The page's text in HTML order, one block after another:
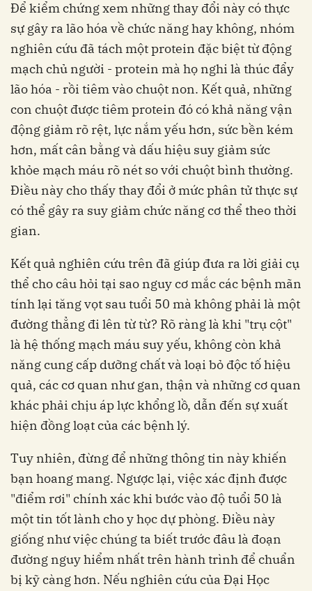
Để kiểm chứng xem những thay đổi này có thực
sự gây ra lão hóa về chức năng hay không, nhóm
nghiên cứu đã tách một protein đặc biệt từ động
mạch chủ người - protein mà họ nghi là thúc đẩy
lão hóa - rồi tiêm vào chuột non. Kết quả, những
con chuột được tiêm protein đó có khả năng vận
động giảm rõ rệt, lực nắm yếu hơn, sức bền kém
hơn, mất cân bằng và dấu hiệu suy giảm sức
khỏe mạch máu rõ nét so với chuột bình thường.
Điều này cho thấy thay đổi ở mức phân tử thực sự
có thể gây ra suy giảm chức năng cơ thể theo thời
gian.
Kết quả nghiên cứu trên đã giúp đưa ra lời giải cụ
thể cho câu hỏi tại sao nguy cơ mắc các bệnh mãn
tính lại tăng vọt sau tuổi 50 mà không phải là một
đường thẳng đi lên từ từ? Rõ ràng là khi "trụ cột"
là hệ thống mạch máu suy yếu, không còn khả
năng cung cấp dưỡng chất và loại bỏ độc tố hiệu
quả, các cơ quan như gan, thận và những cơ quan
khác phải chịu áp lực khổng lồ, dẫn đến sự xuất
hiện đồng loạt của các bệnh lý.
Tuy nhiên, đừng để những thông tin này khiến
bạn hoang mang. Ngược lại, việc xác định được
"điểm rơi" chính xác khi bước vào độ tuổi 50 là
một tin tốt lành cho y học dự phòng. Điều này
giống như việc chúng ta biết trước đâu là đoạn
đường nguy hiểm nhất trên hành trình để chuẩn
bị kỹ càng hơn. Nếu nghiên cứu của Đại Học